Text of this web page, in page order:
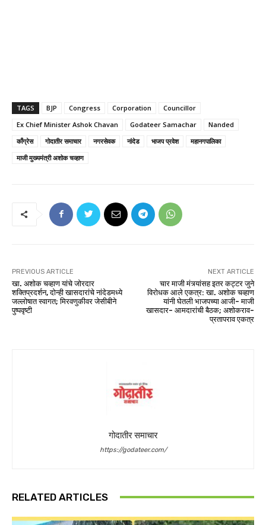
TAGS BJP Congress Corporation
Councillor
Ex Chief Minister Ashok Chavan
Godateer Samachar
Nanded
काँग्रेस
गोदातीर समाचार नगरसेवक नांदेड भाजप प्रवेश
महानगपालिका
माजी मुख्यमंत्री अशोक चव्हाण
PREVIOUS ARTICLE
खा. अशोक चव्हाण यांचे जोरदार
शक्तिप्रदर्शन, दोन्ही खासदारांचे नांदेडमध्ये
जल्लोषात स्वागत; मिरवणुकीवर जेसीबीने
पुष्पवृष्टी
NEXT ARTICLE
चार माजी मंत्र्यांसह इतर कट्टर जुने
विरोधक आले एकत्र: खा. अशोक चव्हाण
यांनी घेतली भाजपच्या आजी- माजी
खासदार- आमदारांची बैठक; अशोकराव-
प्रतापराव एकत्र
गोदातीर समाचार
https://godateer.com/
RELATED ARTICLES